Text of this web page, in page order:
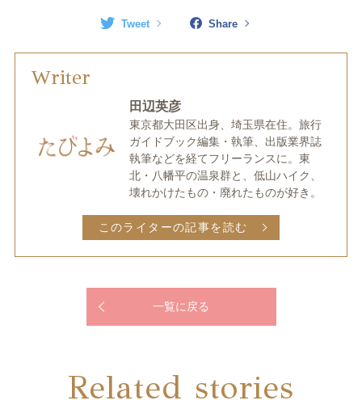
Tweet Share
Writer
田辺英彦
東京都大田区出身、埼玉県在住。旅行
ガイドブック編集・執筆、出版業界誌
執筆などを経てフリーランスに。東
北・八幡平の温泉群と、低山ハイク、
壊れかけたもの・廃れたものが好き。
このライターの記事を読む
一覧に戻る
Related stories